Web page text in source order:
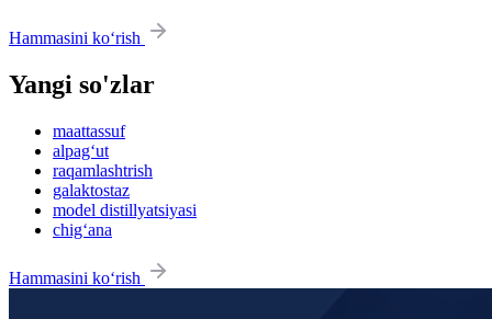
Hammasini ko‘rish
Yangi so'zlar
maattassuf
alpag‘ut
raqamlashtrish
galaktostaz
model distillyatsiyasi
chig‘ana
Hammasini ko‘rish